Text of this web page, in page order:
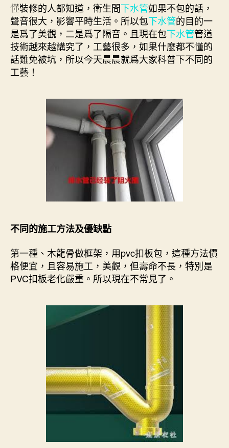
懂裝修的人都知道，衛生間下水管如果不包的話，
聲音很大，影響平時生活。所以包下水管的目的一
是爲了美觀，二是爲了隔音。且現在包下水管管道
技術越來越講究了，工藝很多，如果什麼都不懂的
話難免被坑，所以今天晨晨就爲大家科普下不同的
工藝！
不同的施工方法及優缺點
第一種、木龍骨做框架，用pvc扣板包，這種方法價
格便宜，且容易施工，美觀，但壽命不長，特別是
PVC扣板老化嚴重。所以現在不常見了。